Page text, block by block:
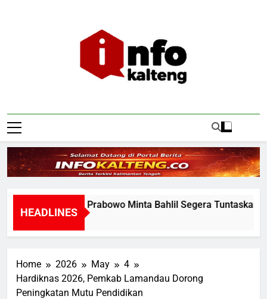
Infokalteng
HEADLINES
Presiden Prabowo Minta Bahlil Segera Tuntaskan
1 Day Ago
Home 2026 May
4
Hardiknas 2026, Pemkab Lamandau Dorong
Peningkatan Mutu Pendidikan